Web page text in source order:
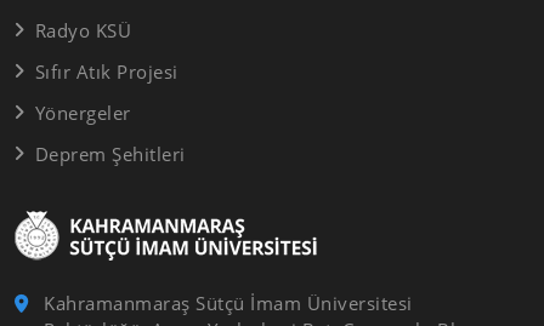
Kahramanmaraş Sütçü İmam Üniversitesi
Radyo KSÜ
Sıfır Atık Projesi
Yönergeler
Deprem Şehitleri